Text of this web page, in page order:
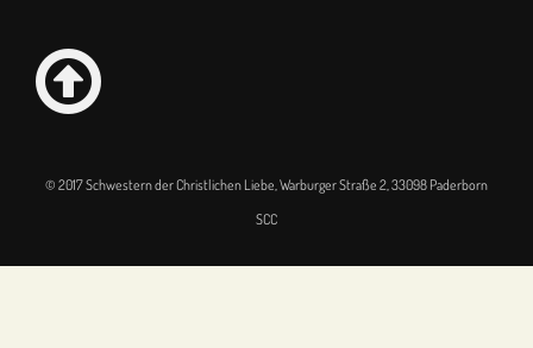
© 2017 Schwestern der Christlichen Liebe, Warburger Straße 2, 33098 Paderborn
SCC